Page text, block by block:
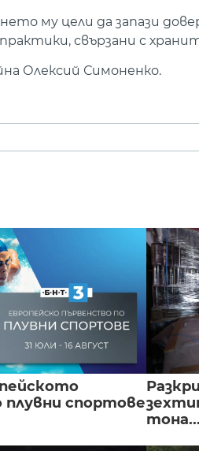
му цели да запази
свързани с
Олексий Симоненко.
спортове
тона...